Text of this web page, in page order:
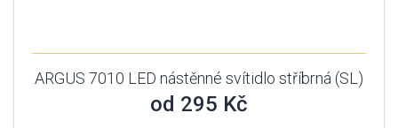
ARGUS 7010 LED nástěnné svítidlo stříbrná (SL)
od 295 Kč